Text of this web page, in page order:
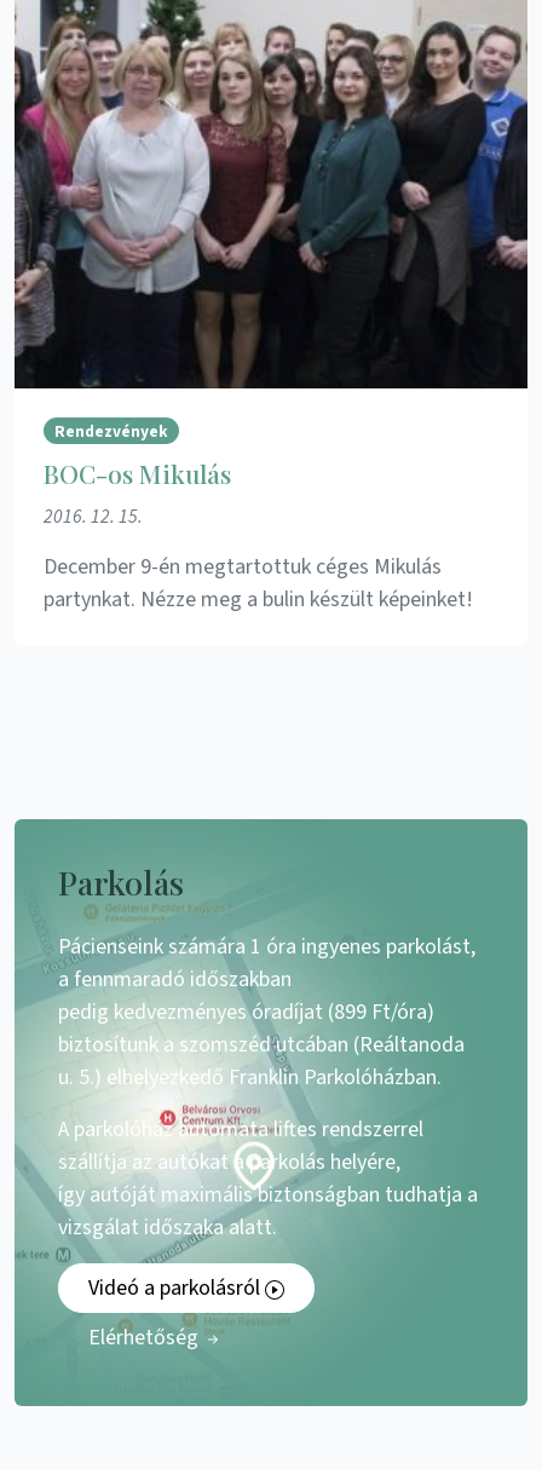
Rendezvények
BOC-os Mikulás
2016. 12. 15.
December 9-én megtartottuk céges Mikulás
partynkat. Nézze meg a bulin készült képeinket!
Parkolás
Pácienseink számára 1 óra ingyenes parkolást,
a fennmaradó időszakban
pedig kedvezményes óradíjat (899 Ft/óra)
biztosítunk a szomszéd utcában (Reáltanoda
u. 5.) elhelyezkedő Franklin Parkolóházban.
A parkolóház automata liftes rendszerrel
szállítja az autókat a parkolás helyére,
így autóját maximális biztonságban tudhatja a
vizsgálat időszaka alatt.
Videó a parkolásról
Elérhetőség